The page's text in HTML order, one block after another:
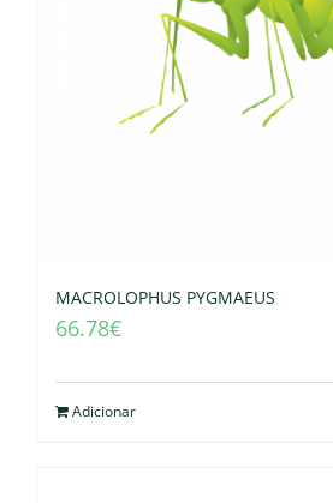
MACROLOPHUS PYGMAEUS
66.78€
Adicionar